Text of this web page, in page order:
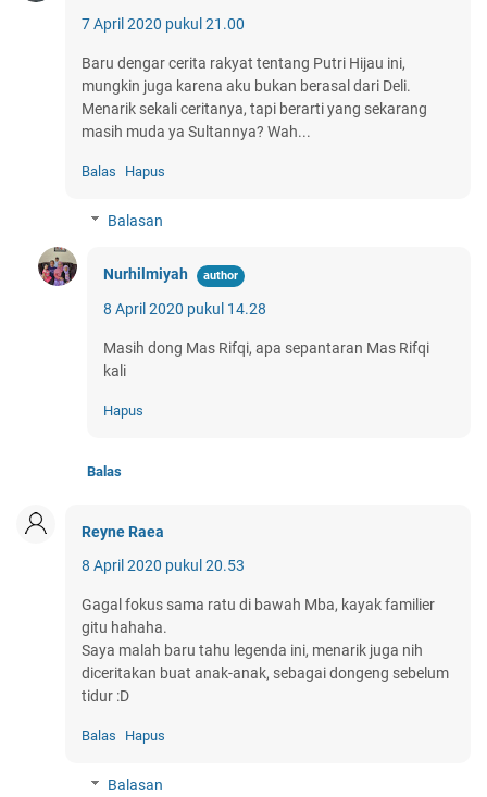
7 April 2020 pukul 21.00
Baru dengar cerita rakyat tentang Putri Hijau ini,
mungkin juga karena aku bukan berasal dari Deli.
Menarik sekali ceritanya, tapi berarti yang sekarang
masih muda ya Sultannya? Wah...
Balas Hapus
Balasan
Nurhilmiyah
8 April 2020 pukul 14.28
Masih dong Mas Rifqi, apa sepantaran Mas Rifqi
kali
Hapus
Balas
Reyne Raea
8 April 2020 pukul 20.53
Gagal fokus sama ratu di bawah Mba, kayak familier
gitu hahaha.
Saya malah baru tahu legenda ini, menarik juga nih
diceritakan buat anak-anak, sebagai dongeng sebelum
tidur :D
Balas Hapus
Balasan